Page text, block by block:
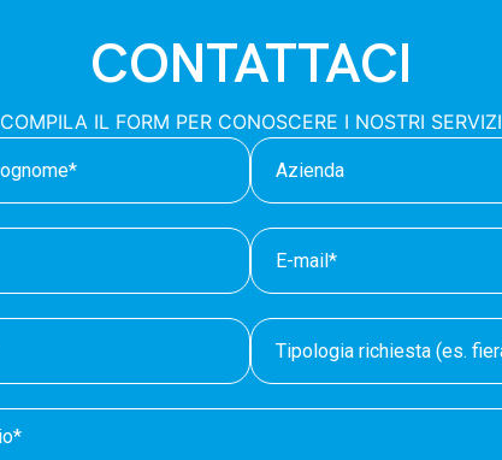
CONTATTACI
COMPILA IL FORM PER CONOSCERE I NOSTRI SERVIZI